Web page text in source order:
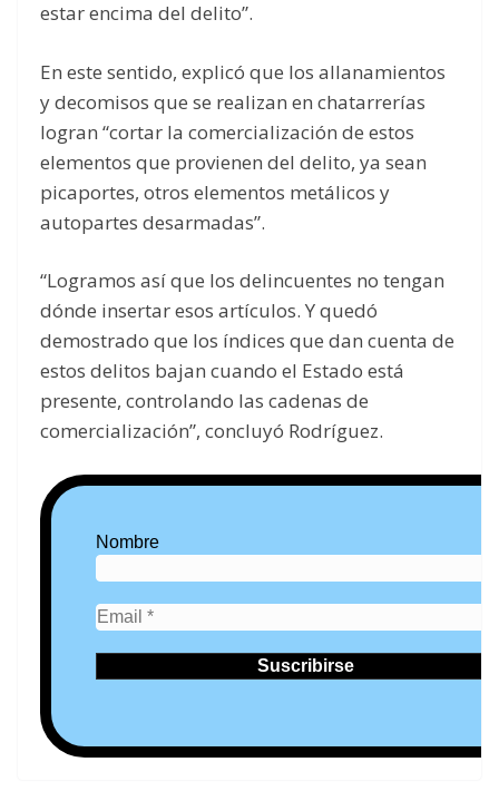
estar encima del delito”.
En este sentido, explicó que los allanamientos
y decomisos que se realizan en chatarrerías
logran “cortar la comercialización de estos
elementos que provienen del delito, ya sean
picaportes, otros elementos metálicos y
autopartes desarmadas”.
“Logramos así que los delincuentes no tengan
dónde insertar esos artículos. Y quedó
demostrado que los índices que dan cuenta de
estos delitos bajan cuando el Estado está
presente, controlando las cadenas de
comercialización”, concluyó Rodríguez.
Nombre